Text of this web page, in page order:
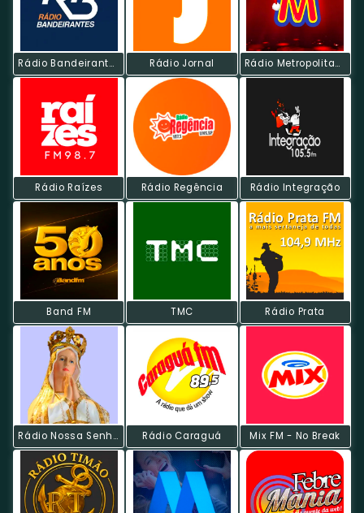
Rádio Bandeirantes AM Rádio Jornal Rádio Metropolitana
Rádio Raízes Rádio Regência Rádio Integração
Band FM TMC Rádio Prata
Rádio Nossa Senhora De Fátima Rádio Caraguá Mix FM - No Break